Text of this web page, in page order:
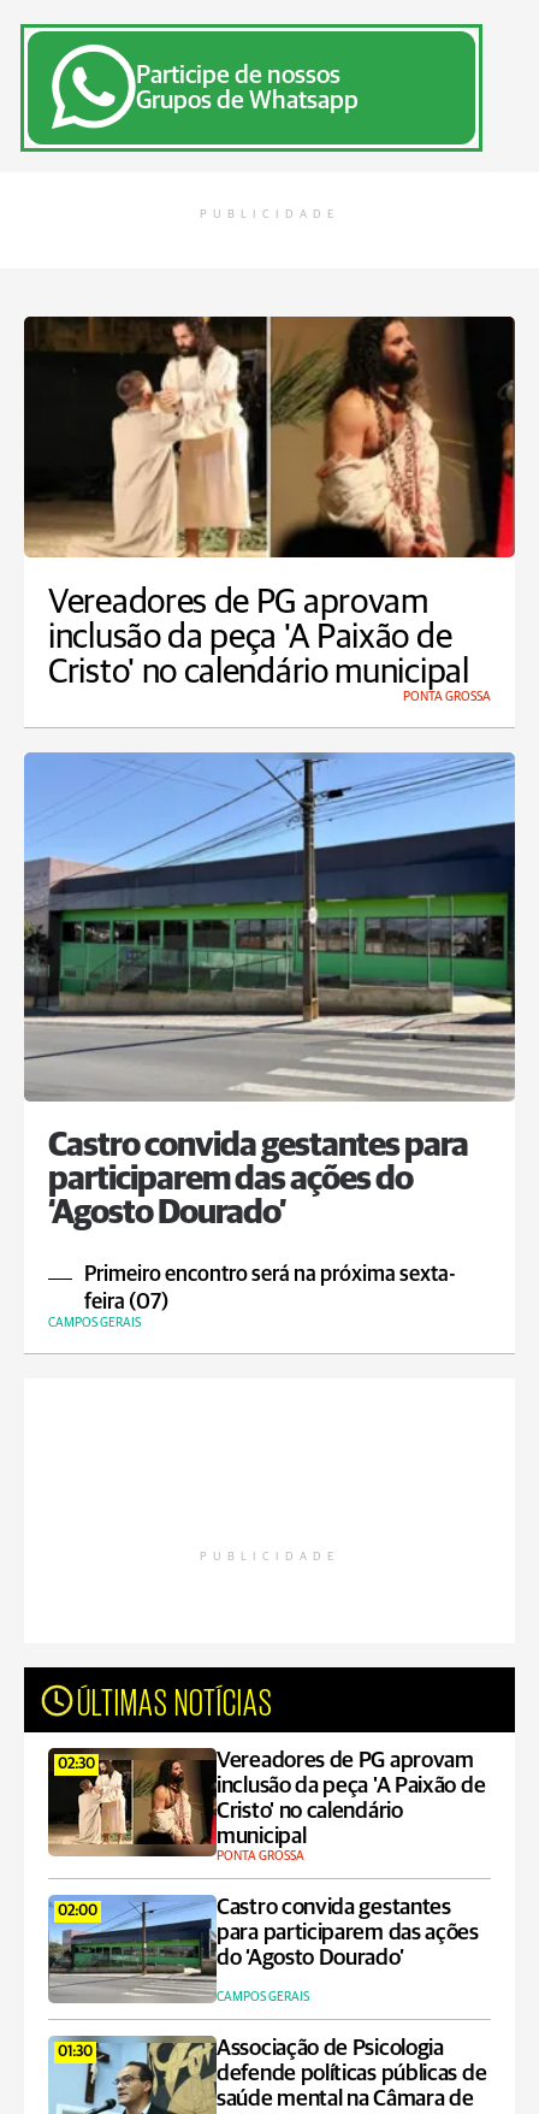
Participe de nossos
Grupos de Whatsapp
PUBLICIDADE
Vereadores de PG aprovam
inclusão da peça 'A Paixão de
Cristo' no calendário municipal
PONTA GROSSA
Castro convida gestantes para
participarem das ações do
‘Agosto Dourado’
Primeiro encontro será na próxima sexta-
feira (07)
CAMPOS GERAIS
PUBLICIDADE
ÚLTIMAS NOTÍCIAS
02:30
Vereadores de PG aprovam
inclusão da peça 'A Paixão de
Cristo' no calendário
municipal
PONTA GROSSA
02:00
Castro convida gestantes
para participarem das ações
do ‘Agosto Dourado’
CAMPOS GERAIS
01:30
Associação de Psicologia
defende políticas públicas de
saúde mental na Câmara de